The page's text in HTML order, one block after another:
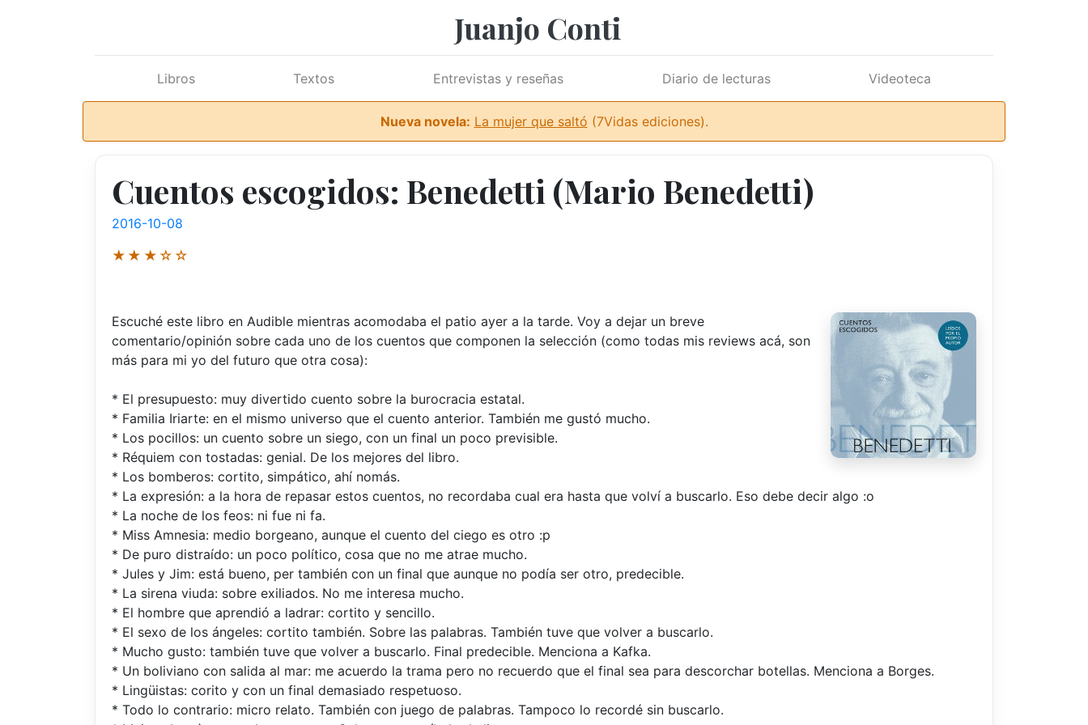
Juanjo Conti
Libros Textos Entrevistas y reseñas Diario de lecturas Videoteca
Nueva novela: La mujer que saltó (7Vidas ediciones).
Cuentos escogidos: Benedetti (Mario Benedetti)
2016-10-08
★★★☆☆
Escuché este libro en Audible mientras acomodaba el patio ayer a la tarde. Voy a dejar un breve
comentario/opinión sobre cada uno de los cuentos que componen la selección (como todas mis reviews acá, son
más para mi yo del futuro que otra cosa):
* El presupuesto: muy divertido cuento sobre la burocracia estatal.
* Familia Iriarte: en el mismo universo que el cuento anterior. También me gustó mucho.
* Los pocillos: un cuento sobre un siego, con un final un poco previsible.
* Réquiem con tostadas: genial. De los mejores del libro.
* Los bomberos: cortito, simpático, ahí nomás.
* La expresión: a la hora de repasar estos cuentos, no recordaba cual era hasta que volví a buscarlo. Eso debe decir algo :o
* La noche de los feos: ni fue ni fa.
* Miss Amnesia: medio borgeano, aunque el cuento del ciego es otro :p
* De puro distraído: un poco político, cosa que no me atrae mucho.
* Jules y Jim: está bueno, per también con un final que aunque no podía ser otro, predecible.
* La sirena viuda: sobre exiliados. No me interesa mucho.
* El hombre que aprendió a ladrar: cortito y sencillo.
* El sexo de los ángeles: cortito también. Sobre las palabras. También tuve que volver a buscarlo.
* Mucho gusto: también tuve que volver a buscarlo. Final predecible. Menciona a Kafka.
* Un boliviano con salida al mar: me acuerdo la trama pero no recuerdo que el final sea para descorchar botellas. Menciona a Borges.
* Lingüistas: corito y con un final demasiado respetuoso.
* Todo lo contrario: micro relato. También con juego de palabras. Tampoco lo recordé sin buscarlo.